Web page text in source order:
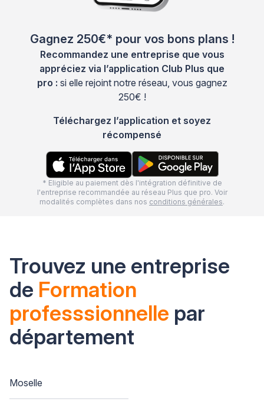
Gagnez 250€* pour vos bons plans !
Recommandez une entreprise que vous
appréciez via l’application Club Plus que
pro : si elle rejoint notre réseau, vous gagnez
250€ !
Téléchargez l’application et soyez
récompensé
* Eligible au paiement dès l'intégration définitive de
l'entreprise recommandée au réseau Plus que pro. Voir
modalités complètes dans nos conditions générales.
Trouvez une entreprise
de Formation
professsionnelle par
département
Moselle